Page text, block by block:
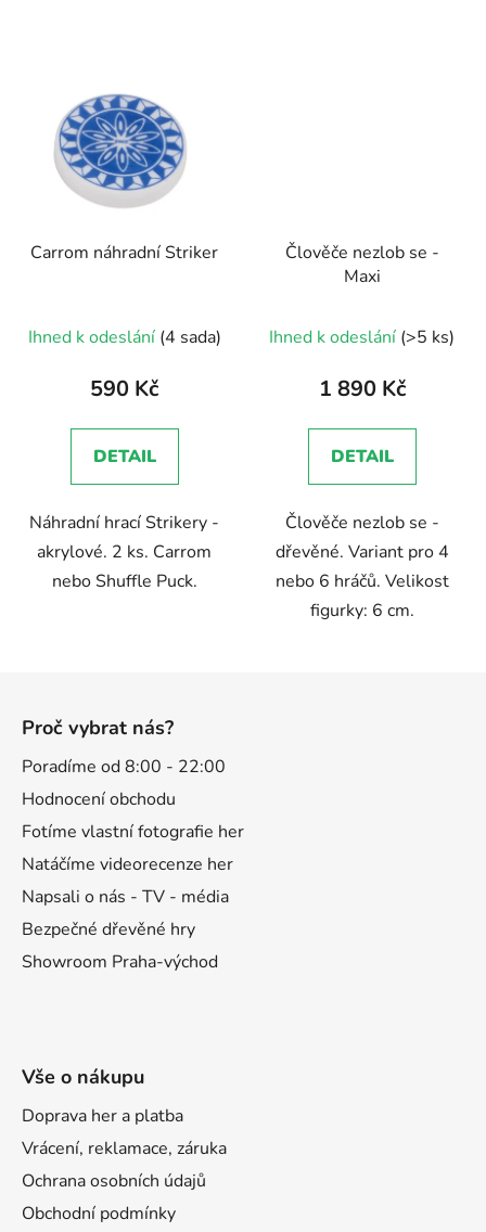
Carrom náhradní Striker
hodnocení
produktu
5,0
z
hvězdiček.
Ihned k odeslání (4 sada)
590 Kč
DETAIL
Náhradní hrací Strikery -
akrylové. 2 ks. Carrom
nebo Shuffle Puck.
Člověče nezlob se -
Maxi
Ihned k odeslání (>5 ks)
1 890 Kč
DETAIL
Člověče nezlob se -
dřevěné. Variant pro 4
nebo 6 hráčů. Velikost
figurky: 6 cm.
Proč vybrat nás?
Poradíme od 8:00 - 22:00
Hodnocení obchodu
Fotíme vlastní fotografie her
Natáčíme videorecenze her
Napsali o nás - TV - média
Bezpečné dřevěné hry
Showroom Praha-východ
Vše o nákupu
Doprava her a platba
Vrácení, reklamace, záruka
Ochrana osobních údajů
Obchodní podmínky